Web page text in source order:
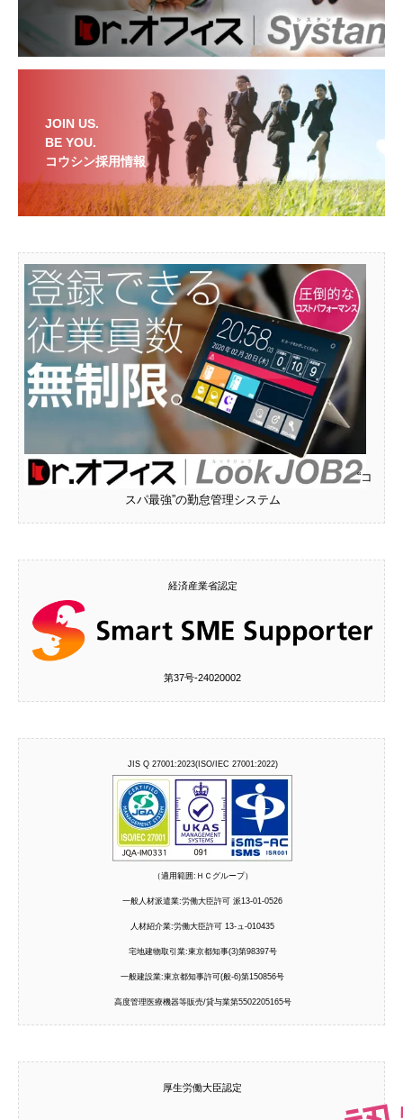
JOIN US.
BE YOU.
コウシン採用情報
“コ
スパ最強”の勤怠管理システム
経済産業省認定
第37号‐24020002
JIS Q 27001:2023(ISO/IEC 27001:2022)
（適用範囲:ＨＣグループ）
一般人材派遣業:労働大臣許可 派13-01-0526
人材紹介業:労働大臣許可 13-ュ-010435
宅地建物取引業:東京都知事(3)第98397号
一般建設業:東京都知事許可(般-6)第150856号
高度管理医療機器等販売/貸与業第5502205165号
厚生労働大臣認定